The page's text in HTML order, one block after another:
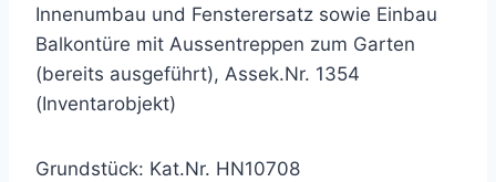
Innenumbau und Fensterersatz sowie Einbau
Balkontüre mit Aussentreppen zum Garten
(bereits ausgeführt), Assek.Nr. 1354
(Inventarobjekt)
Grundstück: Kat.Nr. HN10708